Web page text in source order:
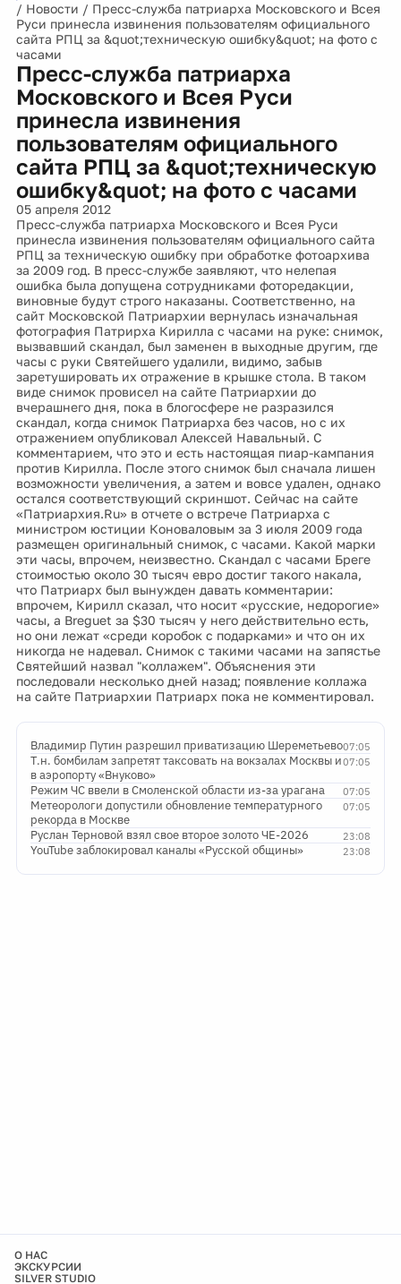
/ Новости / Пресс-служба патриарха Московского и Всея
Руси принесла извинения пользователям официального
сайта РПЦ за &quot;техническую ошибку&quot; на фото с
часами
Пресс-служба патриарха
Московского и Всея Руси
принесла извинения
пользователям официального
сайта РПЦ за &quot;техническую
ошибку&quot; на фото с часами
05 апреля 2012
Пресс-служба патриарха Московского и Всея Руси
принесла извинения пользователям официального сайта
РПЦ за техническую ошибку при обработке фотоархива
за 2009 год. В пресс-службе заявляют, что нелепая
ошибка была допущена сотрудниками фоторедакции,
виновные будут строго наказаны. Соответственно, на
сайт Московской Патриархии вернулась изначальная
фотография Патрирха Кирилла с часами на руке: снимок,
вызвавший скандал, был заменен в выходные другим, где
часы с руки Святейшего удалили, видимо, забыв
заретушировать их отражение в крышке стола. В таком
виде снимок провисел на сайте Патриархии до
вчерашнего дня, пока в блогосфере не разразился
скандал, когда снимок Патриарха без часов, но с их
отражением опубликовал Алексей Навальный. С
комментарием, что это и есть настоящая пиар-кампания
против Кирилла. После этого снимок был сначала лишен
возможности увеличения, а затем и вовсе удален, однако
остался соответствующий скриншот. Сейчас на сайте
«Патриархия.Ru» в отчете о встрече Патриарха с
министром юстиции Коноваловым за 3 июля 2009 года
размещен оригинальный снимок, с часами. Какой марки
эти часы, впрочем, неизвестно. Скандал с часами Бреге
стоимостью около 30 тысяч евро достиг такого накала,
что Патриарх был вынужден давать комментарии:
впрочем, Кирилл сказал, что носит «русские, недорогие»
часы, а Breguet за $30 тысяч у него действительно есть,
но они лежат «среди коробок с подарками» и что он их
никогда не надевал. Снимок с такими часами на запястье
Святейший назвал "коллажем". Объяснения эти
последовали несколько дней назад; появление коллажа
на сайте Патриархии Патриарх пока не комментировал.
07:05
Владимир Путин разрешил приватизацию Шереметьево
07:05
Т.н. бомбилам запретят таксовать на вокзалах Москвы и
в аэропорту «Внуково»
07:05
Режим ЧС ввели в Смоленской области из-за урагана
07:05
Метеорологи допустили обновление температурного
рекорда в Москве
23:08
Руслан Терновой взял свое второе золото ЧЕ-2026
23:08
YouTube заблокировал каналы «Русской общины»
О НАС
ЭКСКУРСИИ
SILVER STUDIO